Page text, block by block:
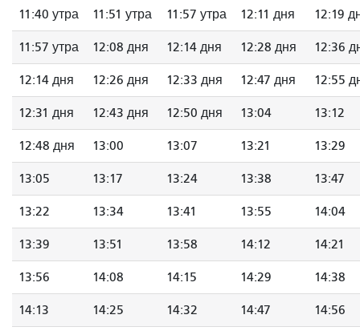
11:40 утра 11:51 утра 11:57 утра 12:11 дня 12:19
11:57 утра 12:08 дня 12:14 дня 12:28 дня 12:36
12:14 дня 12:26 дня 12:33 дня 12:47 дня 12:55
12:31 дня 12:43 дня 12:50 дня 13:04 13:12
12:48 дня 13:00 13:07 13:21 13:29
13:05 13:17 13:24 13:38 13:47
13:22 13:34 13:41 13:55 14:04
13:39 13:51 13:58 14:12 14:21
13:56 14:08 14:15 14:29 14:38
14:13 14:25 14:32 14:47 14:56